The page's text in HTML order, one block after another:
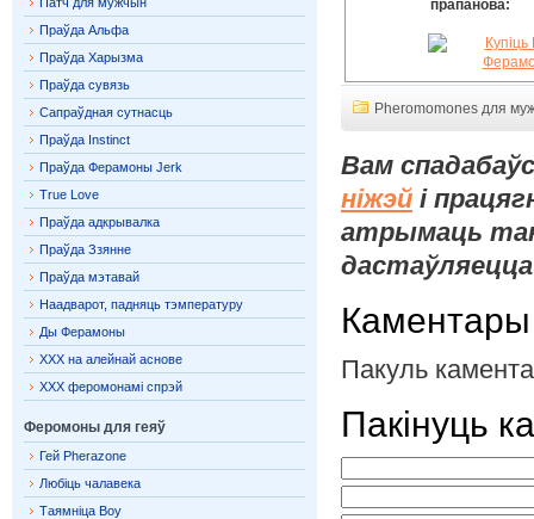
прапанова:
Pheromomones для
Вам
ніжэй і
атрымаць
Каментары
Пакуль
Пакінуць
Праўда Альфа
Праўда Харызма
Праўда сувязь
Сапраўдная сутнасць
Праўда Instinct
Праўда Ферамоны Jerk
True Love
Праўда адкрывалка
Праўда Ззянне
Праўда мэтавай
Наадварот, падняць тэмпературу
Ды Ферамоны
XXX на алейнай аснове
XXX феромонамі спрэй
Феромоны для геяў
Гей Pherazone
Любіць чалавека
Таямніца Boy